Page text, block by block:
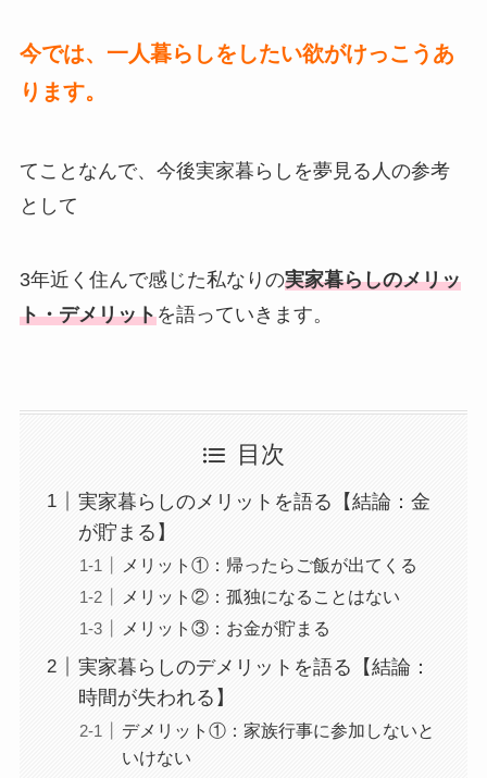
今では、一人暮らしをしたい欲がけっこうあ
ります。
てことなんで、今後実家暮らしを夢見る人の参考
として
3年近く住んで感じた私なりの実家暮らしのメリッ
ト・デメリットを語っていきます。
目次
実家暮らしのメリットを語る【結論：金
が貯まる】
メリット①：帰ったらご飯が出てくる
メリット②：孤独になることはない
メリット③：お金が貯まる
実家暮らしのデメリットを語る【結論：
時間が失われる】
デメリット①：家族行事に参加しないと
いけない